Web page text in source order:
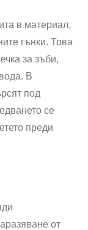
в материал,
гънки. Това
за зъби,
В
под
се
преди
от